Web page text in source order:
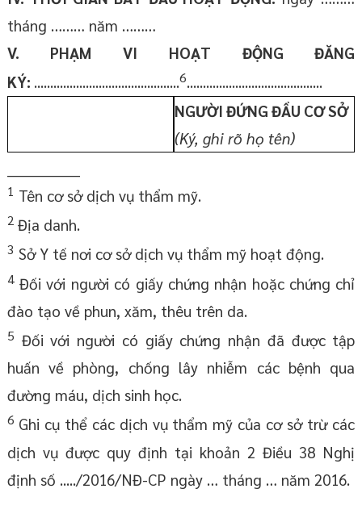
tháng ……… năm ………
V. PHẠM VI HOẠT ĐỘNG ĐĂNG
KÝ: .............................................6..........................................
NGƯỜI ĐỨNG ĐẦU CƠ SỞ
(Ký, ghi rõ họ tên)
1 Tên cơ sở dịch vụ thẩm mỹ.
2 Địa danh.
3 Sở Y tế nơi cơ sở dịch vụ thẩm mỹ hoạt động.
4Đối với người có giấy chứng nhận hoặc chứng chỉ
đào tạo về phun, xăm, thêu trên da.
5 Đối với người có giấy chứng nhận đã được tập
huấn về phòng, chống lây nhiễm các bệnh qua
đường máu, dịch sinh học.
6 Ghi cụ thể các dịch vụ thẩm mỹ của cơ sở trừ các
dịch vụ được quy định tại khoản 2 Điều 38 Nghị
định số ...../2016/NĐ-CP ngày … tháng … năm 2016.